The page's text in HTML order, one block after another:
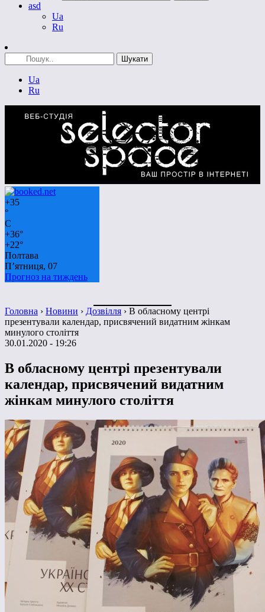
asd
Ua
Ru
Ua
Ru
+35
°
C
+36°
+22°
Полтава
П’ятниця, 07
Прогноз на тиждень
Головна › Новини › Дозвілля › В обласному центрі
презентували календар, присвячений видатним жінкам
минулого століття
30.01.2020 - 19:26
В обласному центрі презентували
календар, присвячений видатним
жінкам минулого століття